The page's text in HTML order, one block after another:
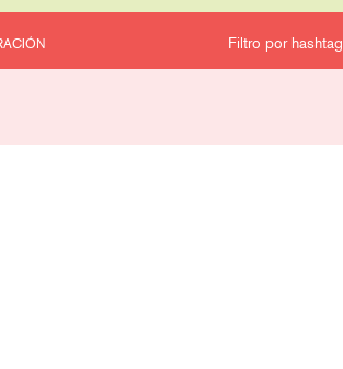
Filtro por hashtag